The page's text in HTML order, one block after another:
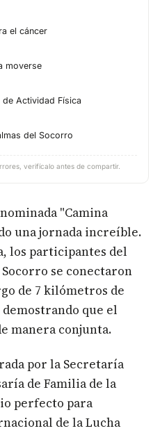
el cáncer
moverse
de Actividad Física
del Socorro
verifícalo antes de compartir.
"Camina
una jornada increíble.
los participantes del
se conectaron
de 7 kilómetros de
que el
manera conjunta.
por la Secretaría
de Familia de la
perfecto para
de la Lucha